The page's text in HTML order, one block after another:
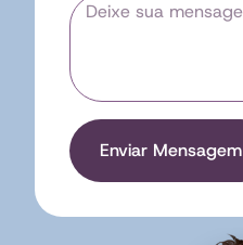
Enviar Mensagem